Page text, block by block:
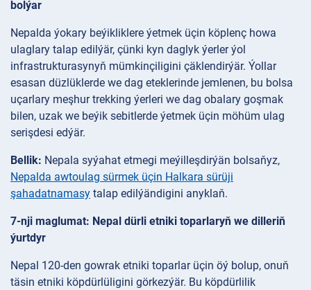
bolýar
Nepalda ýokary beýikliklere ýetmek üçin köplenç howa
ulaglary talap edilýär, çünki kyn daglyk ýerler ýol
infrastrukturasynyň mümkinçiligini çäklendirýär. Ýollar
esasan düzlüklerde we dag eteklerinde jemlenen, bu bolsa
uçarlary meşhur trekking ýerleri we dag obalary goşmak
bilen, uzak we beýik sebitlerde ýetmek üçin möhüm ulag
serişdesi edýär.
Bellik: Nepala syýahat etmegi meýilleşdirýän bolsaňyz,
Nepalda awtoulag sürmek üçin Halkara sürüji
şahadatnamasy talap edilýändigini anyklaň.
7-nji maglumat: Nepal dürli etniki toparlaryň we dilleriň
ýurtdyr
Nepal 120-den gowrak etniki toparlar üçin öý bolup, onuň
täsin etniki köpdürlüligini görkezýär. Bu köpdürlilik